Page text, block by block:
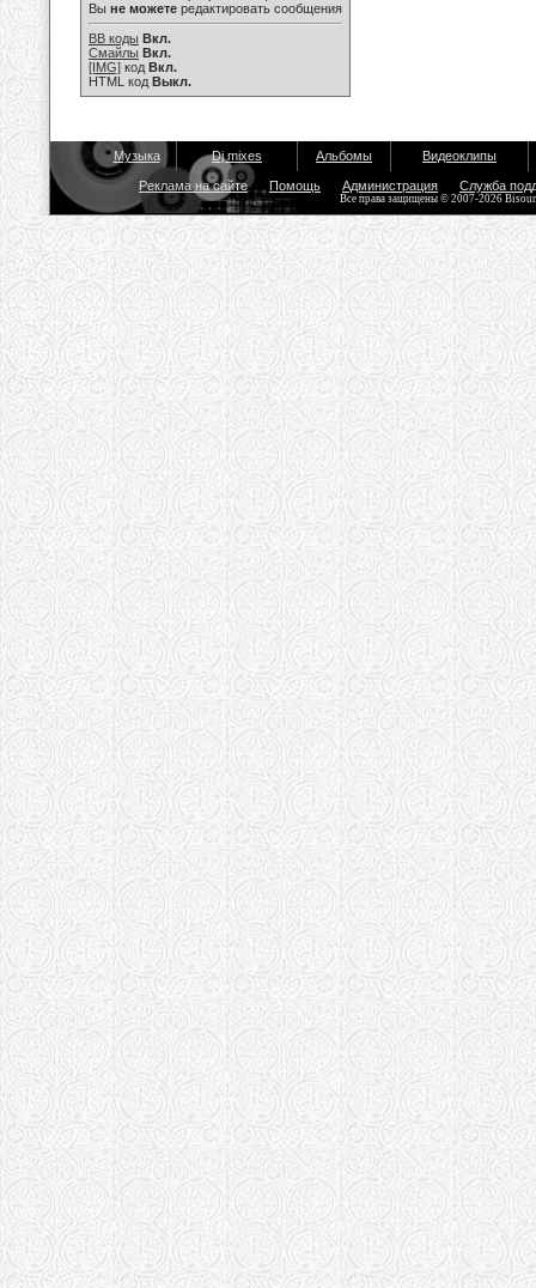
Вы не можете редактировать сообщения
BB коды Вкл.
Смайлы Вкл.
[IMG] код Вкл.
HTML код Выкл.
Музыка Dj mixes Альбомы Видеоклипы
Реклама на сайте Помощь Администрация Служба
Все права защищены © 2007-2026